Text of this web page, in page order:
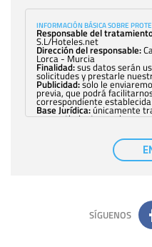
INFORMACIÓN BÁSICA SOBRE
Responsable del
S.L/Hoteles.net
Dirección del responsable:
Lorca - Murcia
Finalidad:sus datos serán
solicitudes y prestarle
Publicidad:solo le
previa, que podrá
correspondiente
Base Jurídica:únicamente
consentimiento previo, que
con carácter
nuestra entidad que esté
tener conocimiento de la
comunicarán datos a
adicional y detallada sobre
política de privacidad
SÍGUENOS